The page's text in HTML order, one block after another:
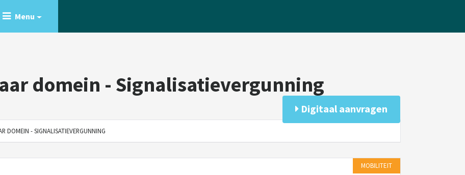
Menu
domein - Signalisatievergunning
Digitaal aanvragen
DOMEIN - SIGNALISATIEVERGUNNING
MOBILITEIT